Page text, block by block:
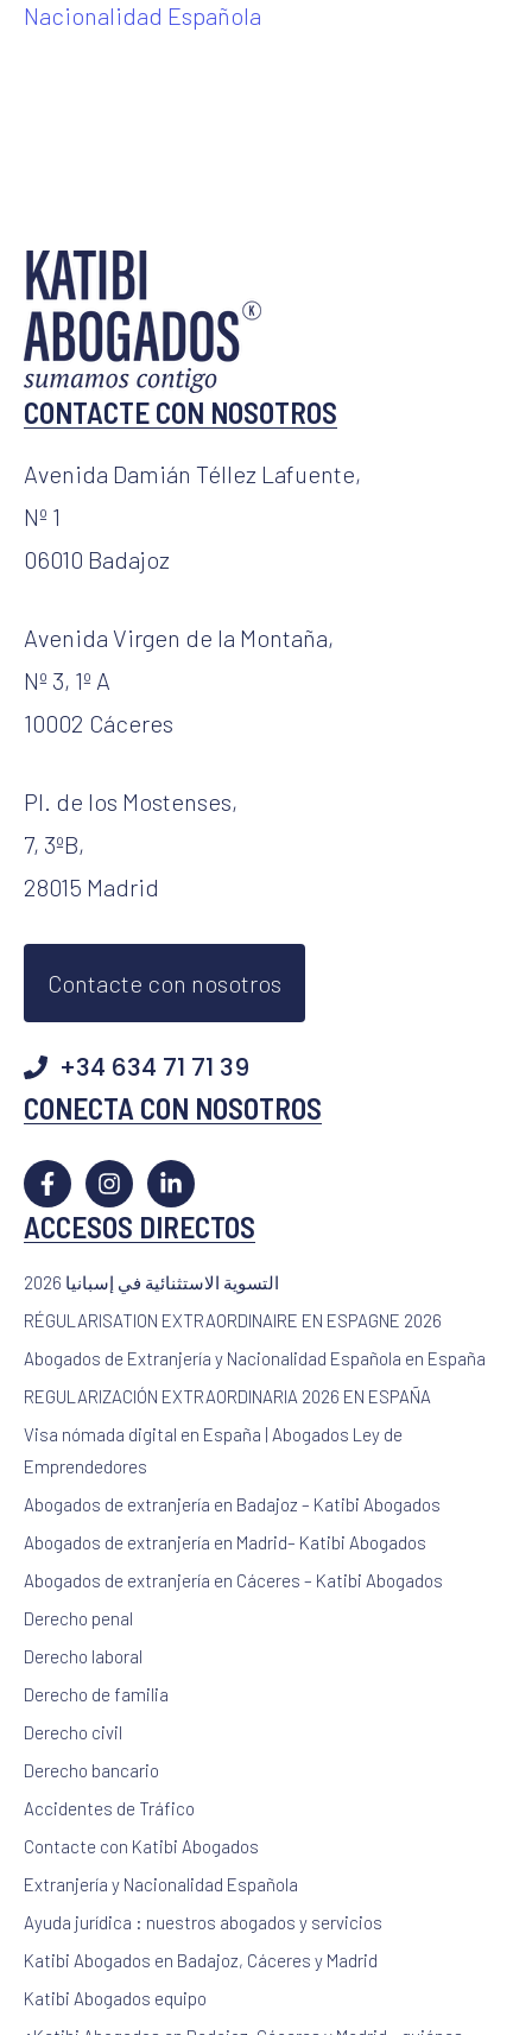
Nacionalidad Española
CONTACTE CON NOSOTROS
Avenida Damián Téllez Lafuente,
Nº 1
06010 Badajoz
Avenida Virgen de la Montaña,
Nº 3, 1º A
10002 Cáceres
Pl. de los Mostenses,
7, 3ºB,
28015 Madrid
Contacte con nosotros
+34 634 71 71 39
CONECTA CON NOSOTROS
ACCESOS DIRECTOS
2026 التسوية الاستثنائية في إسبانيا
RÉGULARISATION EXTRAORDINAIRE EN ESPAGNE 2026
Abogados de Extranjería y Nacionalidad Española en España
REGULARIZACIÓN EXTRAORDINARIA 2026 EN ESPAÑA
Visa nómada digital en España | Abogados Ley de
Emprendedores
Abogados de extranjería en Badajoz – Katibi Abogados
Abogados de extranjería en Madrid– Katibi Abogados
Abogados de extranjería en Cáceres – Katibi Abogados
Derecho penal
Derecho laboral
Derecho de familia
Derecho civil
Derecho bancario
Accidentes de Tráfico
Contacte con Katibi Abogados
Extranjería y Nacionalidad Española
Ayuda jurídica : nuestros abogados y servicios
Katibi Abogados en Badajoz, Cáceres y Madrid
Katibi Abogados equipo